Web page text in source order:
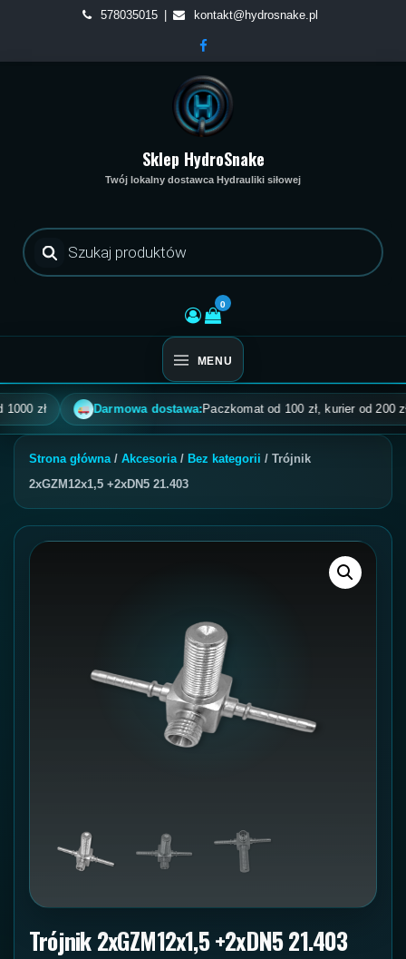
content
578035015 kontakt@hydrosnake.pl
Sklep HydroSnake
Twój lokalny dostawca Hydrauliki siłowej
Wyszukiwarka
produktów
0
MENU
zł Darmowa dostawa:Paczkomat od 100 zł, kurier od 200 zł,
Strona główna/ Akcesoria/ Bez kategorii / Trójnik
2xGZM12x1,5 +2xDN5 21.403
Trójnik 2xGZM12x1,5 +2xDN5 21.403